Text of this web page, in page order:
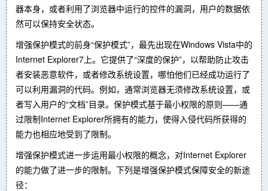
器本身，或者利用了浏览器中运行的控件的漏洞，用户的数据依
然可以保持安全状态。
增强保护模式的前身“保护模式”，最先出现在Windows Vista中的
Internet Explorer7上。它提供了“深度的保护”，以帮助防止攻击
者安装恶意软件，或者修改系统设置，哪怕他们已经成功运行了
可以利用漏洞的代码。例如，通常浏览器无须修改系统设置，或
者写入用户的“文档”目录。保护模式基于最小权限的原则——通
过限制Internet Explorer所拥有的能力，使得入侵代码所获得的
能力也相应地受到了限制。
增强保护模式进一步运用最小权限的概念，对Internet Explorer
的能力做了进一步的限制。下列是增强保护模式保障安全的新途
径：